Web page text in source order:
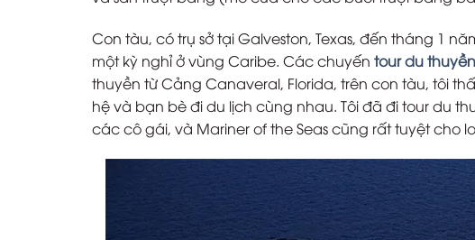
Con tàu, có trụ sở tại Galveston, Texas, đến tháng 1
một kỳ nghỉ ở vùng Caribe. Các chuyến tour du thuyền
thuyền từ Cảng Canaveral, Florida, trên con tàu, tôi
hệ và bạn bè đi du lịch cùng nhau. Tôi đã đi tour du
các cô gái, và Mariner of the Seas cũng rất tuyệt cho